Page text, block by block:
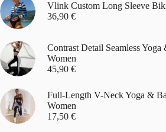
Vlink Custom Long Sleeve
36,90 €
Contrast Detail Seamless
Women
45,90 €
Full-Length V-Neck Yoga &
Women
17,50 €